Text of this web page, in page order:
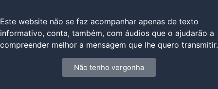
Este website não se faz acompanhar apenas de texto
informativo, conta, também, com áudios que o ajudarão a
compreender melhor a mensagem que lhe quero transmitir.
Não tenho vergonha